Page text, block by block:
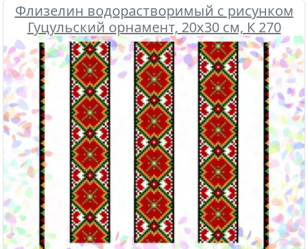
Флизелин водорастворимый с рисунком
Гуцульский орнамент, 20х30 см, К 270
Confetti